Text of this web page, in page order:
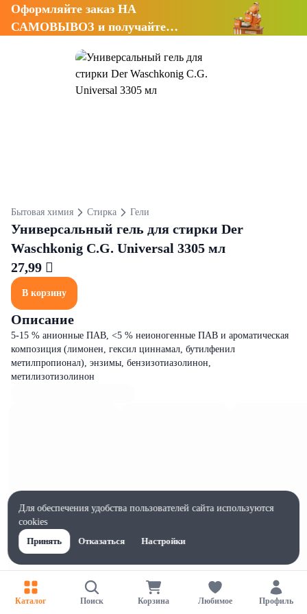
Оформляйте заказ НА
САМОВЫВОЗ и получайте
Бытовая химия Стирка Гели
Универсальный гель для стирки Der
Waschkonig C.G. Universal 3305 мл
27,99 
В корзину
Описание
5-15 % анионные ПАВ, <5 % неионогенные ПАВ и ароматическая
композиция (лимонен, гексил циннамал, бутилфенил
метилпропионал), энзимы, бензизотиазолинон,
метилизотизолинон
Каталог Поиск Корзина Любимое Профиль
Для обеспечения удобства пользователей сайта используются
cookies
Принять
Отказаться Настройки